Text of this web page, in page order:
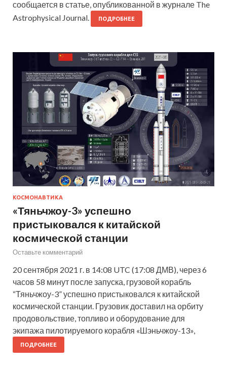
сообщается в статье, опубликованной в журнале The
Astrophysical Journal.
ПОДРОБНЕЕ
КОСМОНАВТИКА
«Тяньчжоу-3» успешно
пристыковался к китайской
космической станции
Оставьте комментарий
20 сентября 2021 г. в 14:08 UTC (17:08 ДМВ), через 6
часов 58 минут после запуска, грузовой корабль
“Тяньчжоу-3” успешно пристыковался к китайской
космической станции. Грузовик доставил на орбиту
продовольствие, топливо и оборудование для
экипажа пилотируемого корабля «Шэньчжоу-13»,
ПОДРОБНЕЕ